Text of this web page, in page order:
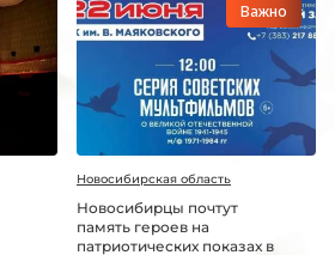
Важно
Новосибирская область
Новосибирцы почтут
память героев на
патриотических показах в